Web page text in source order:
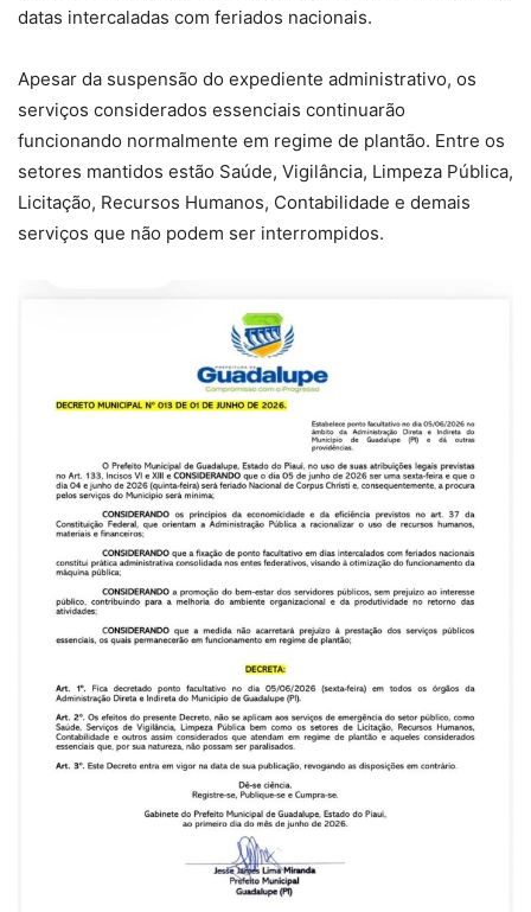
datas intercaladas com feriados nacionais.
Apesar da suspensão do expediente administrativo, os
serviços considerados essenciais continuarão
funcionando normalmente em regime de plantão. Entre os
setores mantidos estão Saúde, Vigilância, Limpeza Pública,
Licitação, Recursos Humanos, Contabilidade e demais
serviços que não podem ser interrompidos.